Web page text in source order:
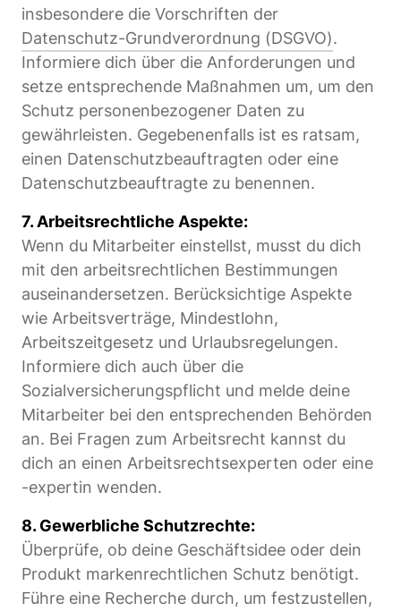
insbesondere die Vorschriften der
Datenschutz-Grundverordnung (DSGVO).
Informiere dich über die Anforderungen und
setze entsprechende Maßnahmen um, um den
Schutz personenbezogener Daten zu
gewährleisten. Gegebenenfalls ist es ratsam,
einen Datenschutzbeauftragten oder eine
Datenschutzbeauftragte zu benennen.
7. Arbeitsrechtliche Aspekte:
Wenn du Mitarbeiter einstellst, musst du dich
mit den arbeitsrechtlichen Bestimmungen
auseinandersetzen. Berücksichtige Aspekte
wie Arbeitsverträge, Mindestlohn,
Arbeitszeitgesetz und Urlaubsregelungen.
Informiere dich auch über die
Sozialversicherungspflicht und melde deine
Mitarbeiter bei den entsprechenden Behörden
an. Bei Fragen zum Arbeitsrecht kannst du
dich an einen Arbeitsrechtsexperten oder eine
-expertin wenden.
8. Gewerbliche Schutzrechte:
Überprüfe, ob deine Geschäftsidee oder dein
Produkt markenrechtlichen Schutz benötigt.
Führe eine Recherche durch, um festzustellen,